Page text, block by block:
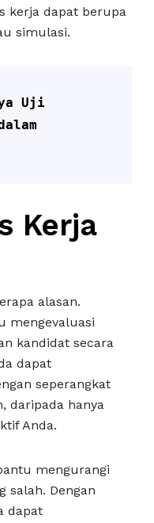
kerja dapat berupa
simulasi.
Uji
Kerja
alasan.
mengevaluasi
kandidat secara
dapat
seperangkat
daripada hanya
Anda.
mengurangi
salah. Dengan
dapat